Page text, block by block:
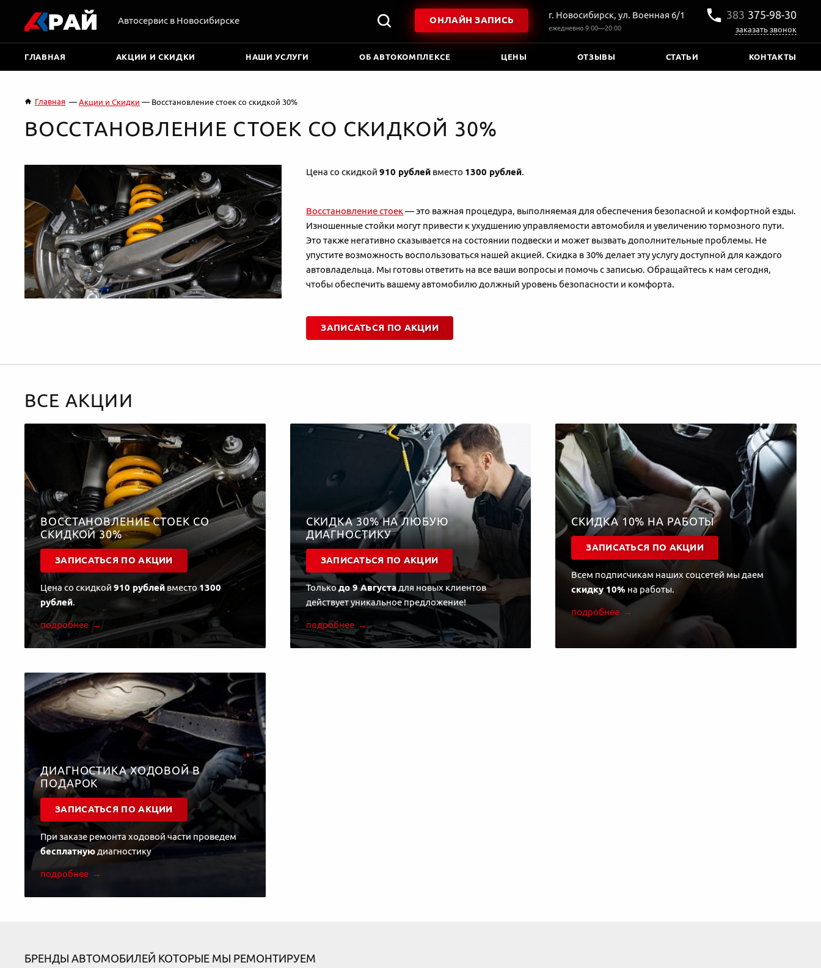
Автосервис в Новосибирске ОНЛАЙН ЗАПИСЬ г. Новосибирск, ул. Военная 6/1
ежедневно9:00—20:00
383 375‒98‒30
заказать звонок
ГЛАВНАЯ АКЦИИ И СКИДКИ НАШИ УСЛУГИ ОБ АВТОКОМПЛЕКСЕ ЦЕНЫ ОТЗЫВЫ СТАТЬИ КОНТАКТЫ
Главная Акции и Скидки Восстановление стоек со скидкой 30%
ВОССТАНОВЛЕНИЕ СТОЕК СО СКИДКОЙ 30%
Цена со скидкой910 рублей вместо 1300 рублей.
Восстановление стоек— это важная процедура, выполняемая для обеспечения безопасной и комфортной езды.
Изношенные стойки могут привести к ухудшению управляемости автомобиля и увеличению тормозного пути.
Это также негативно сказывается на состоянии подвески и может вызвать дополнительные проблемы. Не
упустите возможность воспользоваться нашей акцией. Скидка в 30% делает эту услугу доступной для каждого
автовладельца. Мы готовы ответить на все ваши вопросы и помочь с записью. Обращайтесь к нам сегодня,
чтобы обеспечить вашему автомобилю должный уровень безопасности и комфорта.
ЗАПИСАТЬСЯ ПО АКЦИИ
ВСЕ АКЦИИ
ВОССТАНОВЛЕНИЕ СТОЕК СО
СКИДКОЙ 30%
ЗАПИСАТЬСЯ ПО АКЦИИ
Цена со скидкой 910 рублей вместо 1300
рублей.
подробнее
СКИДКА 30% НА ЛЮБУЮ
ДИАГНОСТИКУ
ЗАПИСАТЬСЯ ПО АКЦИИ
Толькодо 9 Августадля новых клиентов
действует уникальное предложение!
подробнее
СКИДКА 10% НА РАБОТЫ
ЗАПИСАТЬСЯ ПО АКЦИИ
Всем подписчикам наших соцсетей мы даем
скидку 10% на работы.
подробнее
ДИАГНОСТИКА ХОДОВОЙ В
ПОДАРОК
ЗАПИСАТЬСЯ ПО АКЦИИ
При заказе ремонта ходовой части проведем
бесплатнуюдиагностику
подробнее
БРЕНДЫ АВТОМОБИЛЕЙ КОТОРЫЕ МЫ РЕМОНТИРУЕМ